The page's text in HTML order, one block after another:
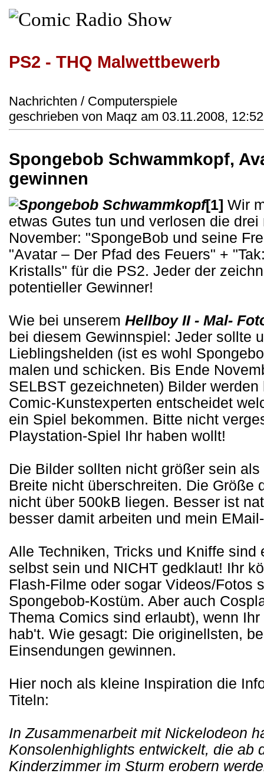
PS2 - THQ Malwettbewerb
Nachrichten / Computerspiele
geschrieben von Maqz am 03.11.2008,
Spongebob Schwammkopf,
gewinnen
[1] Wir
etwas Gutes tun und verlosen die
November: "SpongeBob und seine
"Avatar – Der Pfad des Feuers" +
Kristalls" für die PS2. Jeder der
potentieller Gewinner!
Wie bei unserem Hellboy II - Mal-
bei diesem Gewinnspiel: Jeder sollte
Lieblingshelden (ist es wohl
malen und schicken. Bis Ende
SELBST gezeichneten) Bilder
Comic-Kunstexperten entscheidet
ein Spiel bekommen. Bitte nicht
Playstation-Spiel Ihr haben wollt!
Die Bilder sollten nicht größer sein
Breite nicht überschreiten. Die Größe
nicht über 500kB liegen. Besser ist
besser damit arbeiten und mein
Alle Techniken, Tricks und Kniffe
selbst sein und NICHT gedklaut! Ihr
Flash-Filme oder sogar Videos/Fotos
Spongebob-Kostüm. Aber auch
Thema Comics sind erlaubt), wenn
hab't. Wie gesagt: Die originellsten,
Einsendungen gewinnen.
Hier noch als kleine Inspiration die
Titeln:
In Zusammenarbeit mit Nickelodeon
Konsolenhighlights entwickelt, die ab
Kinderzimmer im Sturm erobern